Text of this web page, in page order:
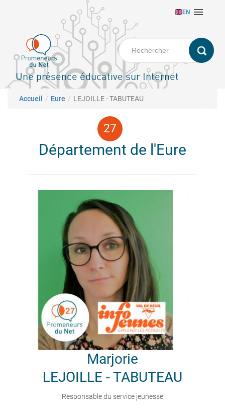
principal
EN 
Une présence éducative sur Internet
Fil d'Ariane
Accueil Eure LEJOILLE - TABUTEAU
Département de l'Eure
Marjorie
LEJOILLE - TABUTEAU
Responsable du service jeunesse